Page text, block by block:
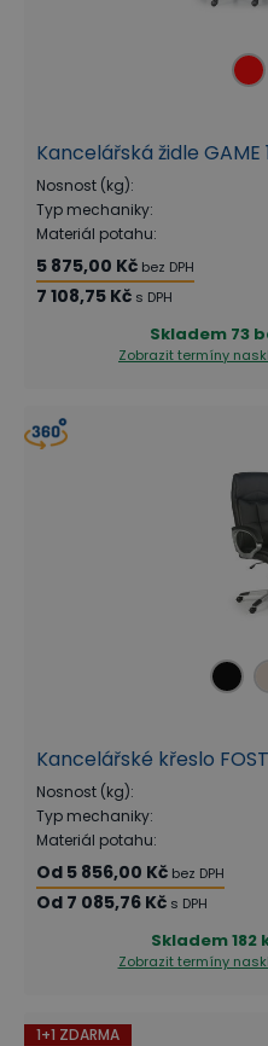
Kancelářská židle GAME
Nosnost (kg):
Typ mechaniky:
Materiál potahu:
5 875,00 Kč bez DPH
7 108,75 Kč s DPH
Skladem 73
Zobrazit termíny
Kancelářské křeslo
Nosnost (kg):
Typ mechaniky:
Materiál potahu:
Od 5 856,00 Kč bez DPH
Od 7 085,76 Kč s DPH
Skladem182
Zobrazit termíny
1+1 ZDARMA